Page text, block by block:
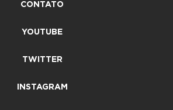
CONTATO
YOUTUBE
TWITTER
INSTAGRAM